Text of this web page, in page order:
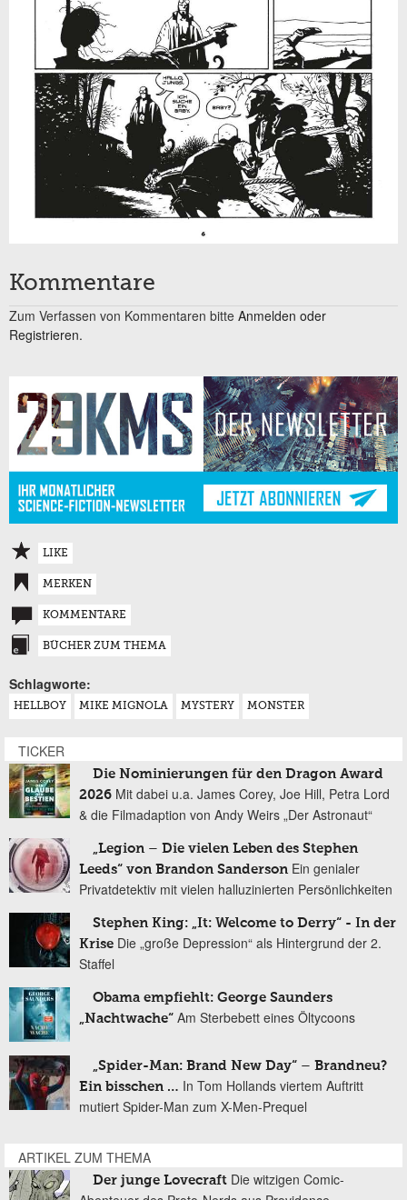
Kommentare
Zum Verfassen von Kommentaren bitte Anmelden oder
Registrieren.
LIKE
MERKEN
KOMMENTARE
BÜCHER ZUM THEMA
Schlagworte:
HELLBOY MIKE MIGNOLA MYSTERY MONSTER
TICKER
Die Nominierungen für den Dragon Award
2026 Mit dabei u.a. James Corey, Joe Hill, Petra Lord
& die Filmadaption von Andy Weirs „Der Astronaut“
„Legion – Die vielen Leben des Stephen
Leeds“ von Brandon Sanderson Ein genialer
Privatdetektiv mit vielen halluzinierten Persönlichkeiten
Stephen King: „It: Welcome to Derry“ - In der
Krise Die „große Depression“ als Hintergrund der 2.
Staffel
Obama empfiehlt: George Saunders
„Nachtwache“ Am Sterbebett eines Öltycoons
„Spider-Man: Brand New Day“ – Brandneu?
Ein bisschen … In Tom Hollands viertem Auftritt
mutiert Spider-Man zum X-Men-Prequel
ARTIKEL ZUM THEMA
Der junge Lovecraft Die witzigen Comic-